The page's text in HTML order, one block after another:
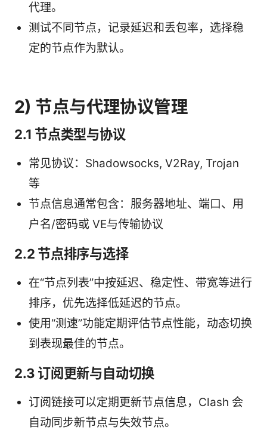
代理。
测试不同节点，记录延迟和丢包率，选择稳
定的节点作为默认。
2) 节点与代理协议管理
2.1 节点类型与协议
常见协议：Shadowsocks, V2Ray, Trojan
等
节点信息通常包含：服务器地址、端口、用
户名/密码或 VE与传输协议
2.2 节点排序与选择
在“节点列表”中按延迟、稳定性、带宽等进行
排序，优先选择低延迟的节点。
使用“测速”功能定期评估节点性能，动态切换
到表现最佳的节点。
2.3 订阅更新与自动切换
订阅链接可以定期更新节点信息，Clash 会
自动同步新节点与失效节点。